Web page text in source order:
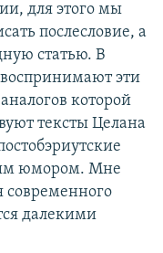
для этого мы
послесловие, а
статью. В
эти
которой
тексты Целана
юмором. Мне
современного
далекими